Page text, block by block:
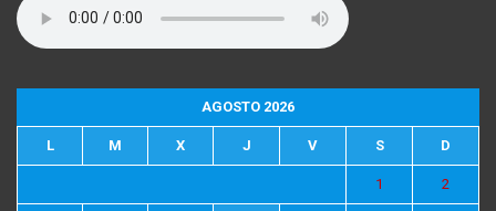
AGOSTO 2026
L M X J V S D
1 2